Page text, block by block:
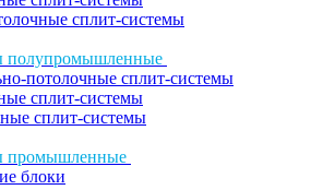
сплит-системы
полупромышленные
потолочные сплит-системы
сплит-системы
сплит-системы
промышленные
блоки